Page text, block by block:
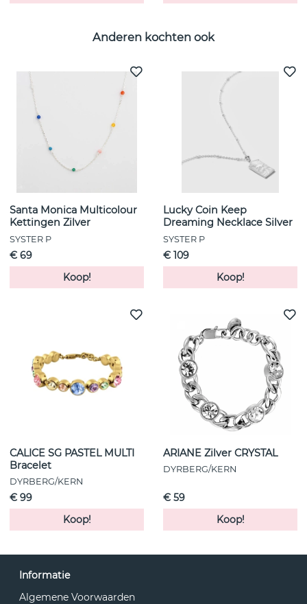
Anderen kochten ook
Santa Monica Multicolour
Kettingen Zilver
SYSTER P
€ 69
Koop!
Lucky Coin Keep
Dreaming Necklace Silver
SYSTER P
€ 109
Koop!
CALICE SG PASTEL MULTI
Bracelet
DYRBERG/KERN
€ 99
Koop!
ARIANE Zilver CRYSTAL
DYRBERG/KERN
€ 59
Koop!
Informatie
Algemene Voorwaarden